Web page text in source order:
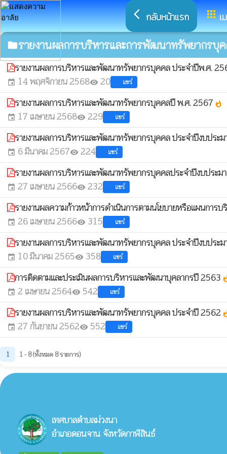
arrow_back_ios กลับหน้าแรก appsเ
folderรายงานผลการบริหารและการพัฒนาทรัพยากรบุ
รายงานผลการบริหารและพัฒนาทรัพยากรบุคคล ประจำปีพ.ศ.
event 14 พฤศจิกายน 2568visibility 20 แชร์
รายงานผลการบริหารและพัฒนาทรัพยากรบุคคลปี พ.ศ. 2567 whatshot
event 17 เมษายน 2568visibility 229 แชร์
รายงานผลการบริหารและพัฒนาทรัพยากรบุคคล ประจำปีงบปร
event 6 มีนาคม 2567visibility 224 แชร์
รายงานผลการบริหารและพัฒนาทรัพยากรบุคคลประจำปีงบประ
event 27 เมษายน 2566visibility 232 แชร์
รายงานผลความก้าวหน้าการดำเนินการตามนโยบายหรือแผนก
event 26 เมษายน 2566visibility 315 แชร์
รายงานผลการบริหารและพัฒนาทรัพยากรบุคคล ประจำปีงบปร
event 10 มีนาคม 2565visibility 358 แชร์
การติดตามและประเมินผลการบริหารและพัฒนาบุคลากรปี 2563
event 2 เมษายน 2564visibility 542 แชร์
รายงานผลการบริหารและพัฒนาทรัพยากรบุคคล ประจำปี 2562
event 27 กันยายน 2562visibility 552 แชร์
1 1 - 8 (ทั้งหมด 8 รายการ)
เทศบาลตำบลม่วงนา
อำเภอดอนจาน จังหวัดกาฬสินธ์